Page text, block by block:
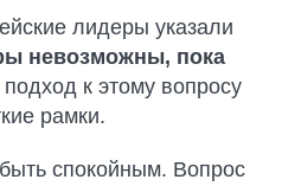
лидеры указали
невозможны, пока
к этому вопросу
рамки.
спокойным. Вопрос